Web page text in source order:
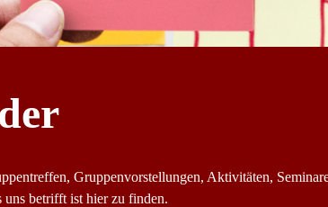
Gruppenvorstellungen, Aktivitäten,
uns betrifft ist hier zu finden.